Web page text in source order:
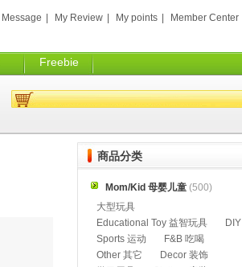
Freebie
Message My Review My points Member Center
商品分类
Mom/Kid 母婴儿童 (500)
大型玩具
Educational Toy 益智玩具
DIY
Sports 运动
F&B 吃喝
Other 其它
Decor 装饰